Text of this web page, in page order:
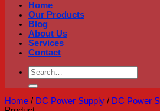
Home
Our Products
Blog
About Us
Services
Contact
Search
for:
Home / DC Power Supply / DC Power